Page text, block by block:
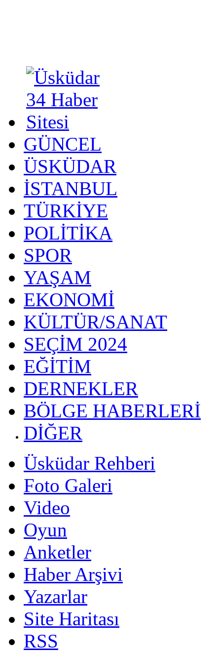
GÜNCEL
ÜSKÜDAR
İSTANBUL
TÜRKİYE
POLİTİKA
SPOR
YAŞAM
EKONOMİ
KÜLTÜR/SANAT
SEÇİM 2024
EĞİTİM
DERNEKLER
BÖLGE HABERLERİ
DİĞER
Üsküdar Rehberi
Foto Galeri
Video
Oyun
Anketler
Haber Arşivi
Yazarlar
Site Haritası
RSS